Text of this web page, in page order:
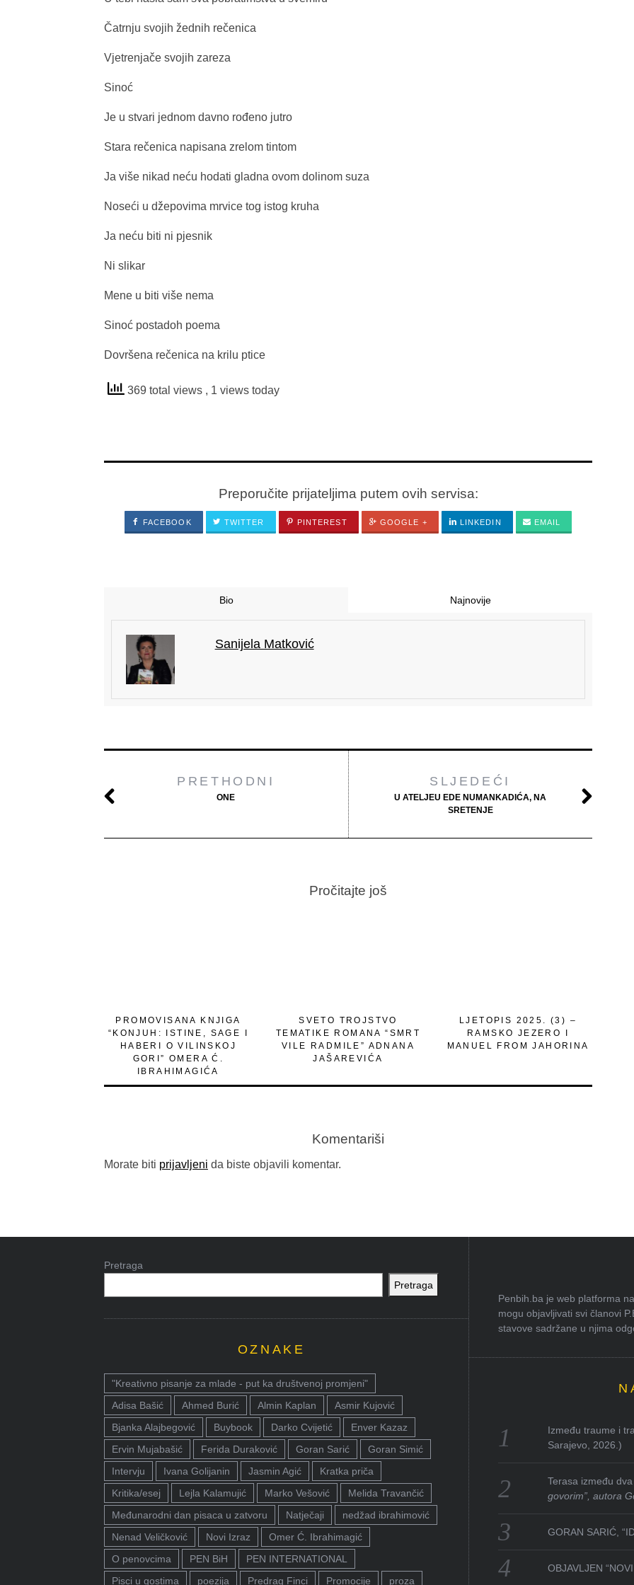
Čatrnju svojih žednih rečenica
Vjetrenjače svojih zareza
Sinoć
Je u stvari jednom davno rođeno jutro
Stara rečenica napisana zrelom tintom
Ja više nikad neću hodati gladna ovom dolinom suza
Noseći u džepovima mrvice tog istog kruha
Ja neću biti ni pjesnik
Ni slikar
Mene u biti više nema
Sinoć postadoh poema
Dovršena rečenica na krilu ptice
369 total views , 1 views today
Preporučite prijateljima putem ovih servisa:
FACEBOOK TWITTER PINTEREST GOOGLE + LINKEDIN EMAIL
Bio Najnovije
Sanijela Matković
PRETHODNI
ONE
SLJEDEĆI
U ATELJEU EDE NUMANKADIĆA, NA
SRETENJE
Pročitajte još
PROMOVISANA KNJIGA
“KONJUH: ISTINE, SAGE I
HABERI O VILINSKOJ
GORI” OMERA Ć.
IBRAHIMAGIĆA
SVETO TROJSTVO
TEMATIKE ROMANA “SMRT
VILE RADMILE” ADNANA
JAŠAREVIĆA
LJETOPIS 2025. (3) –
RAMSKO JEZERO I
MANUEL FROM JAHORINA
Komentariši
Morate biti prijavljeni da biste objavili komentar.
Pretraga
Pretraga
OZNAKE
"Kreativno pisanje za mlade - put ka društvenoj promjeni"
Adisa Bašić
Ahmed Burić Almin Kaplan
Asmir Kujović
Bjanka Alajbegović
Buybook Darko Cvijetić
Enver Kazaz
Ervin Mujabašić
Ferida Duraković Goran Sarić
Goran Simić
Intervju
Ivana Golijanin Jasmin Agić
Kratka priča
Kritika/esej
Lejla Kalamujić Marko Vešović
Melida Travančić
Međunarodni dan pisaca u zatvoru
Natječaji
nedžad ibrahimović
Nenad Veličković
Novi Izraz
Omer Ć. Ibrahimagić
O penovcima
PEN BiH
PEN INTERNATIONAL
Pisci u gostima
poezija Predrag Finci Promocije proza
Penbih.ba je web platforma
mogu objavljivati svi članovi
stavove sadržane u njima
Između traume i
Sarajevo, 2026.)
Terasa između
govorim”, autora
GORAN SARIĆ,
OBJAVLJEN